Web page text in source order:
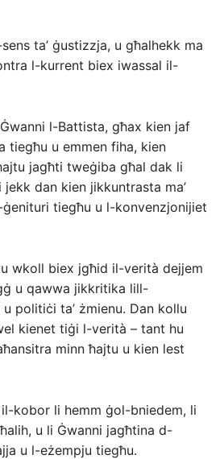
ta’ ġustizzja, u għalhekk ma
l-kurrent biex iwassal il-
l-Battista, għax kien jaf
tiegħu u emmen fiha, kien
jagħti tweġiba għal dak li
dan kien jikkuntrasta ma’
tiegħu u l-konvenzjonijiet
wkoll biex jgħid il-verità dejjem
u qawwa jikkritika lill-
politiċi ta’ żmienu. Dan kollu
kienet tiġi l-verità – tant hu
minn ħajtu u kien lest
kobor li hemm ġol-bniedem, li
u li Ġwanni jagħtina d-
u l-eżempju tiegħu.